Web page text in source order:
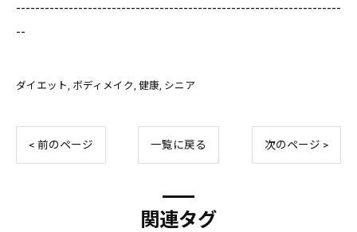
--------------------------------------------------------------------
--
ダイエット ボディメイク 健康 シニア
< 前のページ 一覧に戻る 次のページ >
関連タグ